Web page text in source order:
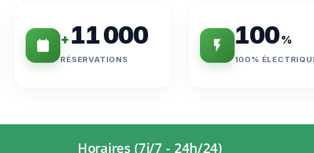
+11 000
RÉSERVATIONS
100 %
100%
Horaires (7j/7 - 24h/24)